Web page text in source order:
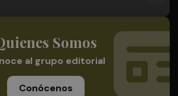
Somos
al grupo editorial
Conócenos